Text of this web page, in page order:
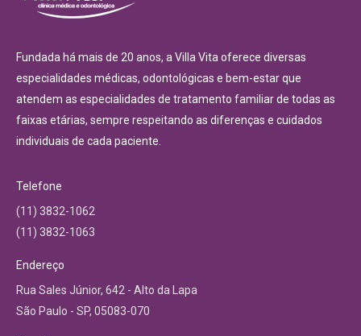
Fundada há mais de 20 anos, a Villa Vita oferece diversas
especialidades médicas, odontológicas e bem-estar que
atendem as especialidades de tratamento familiar de todas as
faixas etárias, sempre respeitando as diferenças e cuidados
individuais de cada paciente.
Telefone
(11) 3832-1062
(11) 3832-1063
Endereço
Rua Sales Júnior, 642 - Alto da Lapa
São Paulo - SP, 05083-070